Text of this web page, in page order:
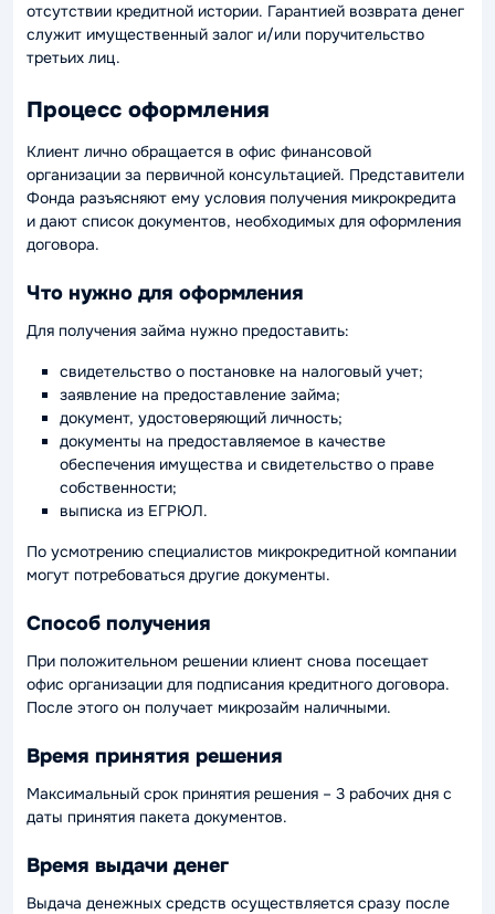
отсутствии кредитной истории. Гарантией возврата денег
служит имущественный залог и/или поручительство
третьих лиц.
Процесс оформления
Клиент лично обращается в офис финансовой
организации за первичной консультацией. Представители
Фонда разъясняют ему условия получения микрокредита
и дают список документов, необходимых для оформления
договора.
Что нужно для оформления
Для получения займа нужно предоставить:
свидетельство о постановке на налоговый учет;
заявление на предоставление займа;
документ, удостоверяющий личность;
документы на предоставляемое в качестве
обеспечения имущества и свидетельство о праве
собственности;
выписка из ЕГРЮЛ.
По усмотрению специалистов микрокредитной компании
могут потребоваться другие документы.
Способ получения
При положительном решении клиент снова посещает
офис организации для подписания кредитного договора.
После этого он получает микрозайм наличными.
Время принятия решения
Максимальный срок принятия решения – 3 рабочих дня с
даты принятия пакета документов.
Время выдачи денег
Выдача денежных средств осуществляется сразу после